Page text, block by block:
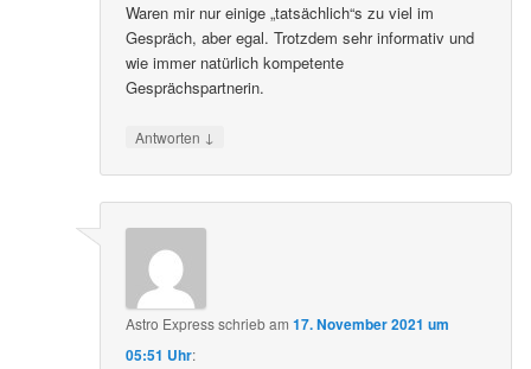
Waren mir nur einige „tatsächlich“s zu viel im
Gespräch, aber egal. Trotzdem sehr informativ und
wie immer natürlich kompetente
Gesprächspartnerin.
Antworten ↓
Astro Expressschriebam17. November 2021 um
05:51 Uhr: